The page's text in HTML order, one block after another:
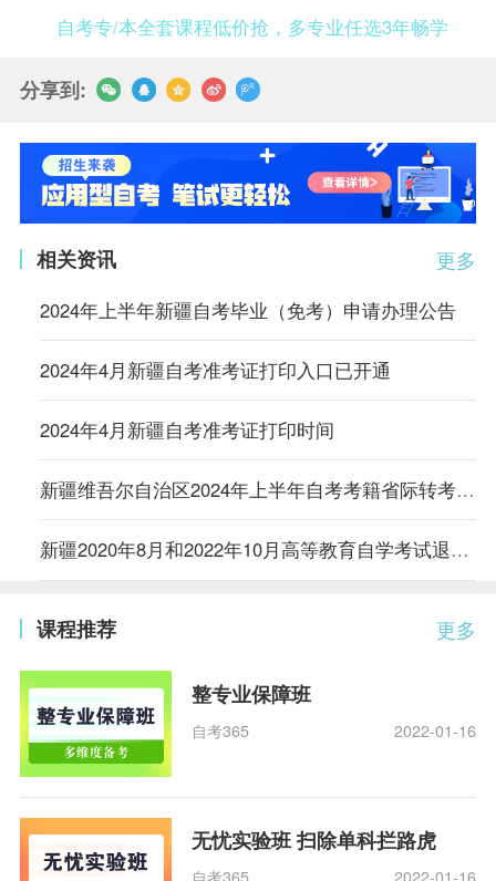
自考专/本全套课程低价抢，多专业任选3年畅学
分享到:
更多
相关资讯
2024年上半年新疆自考毕业（免考）申请办理公告
2024年4月新疆自考准考证打印入口已开通
2024年4月新疆自考准考证打印时间
新疆维吾尔自治区2024年上半年自考考籍省际转考公告
新疆2020年8月和2022年10月高等教育自学考试退费事宜公告
更多
课程推荐
整专业保障班
自考365 2022-01-16
无忧实验班 扫除单科拦路虎